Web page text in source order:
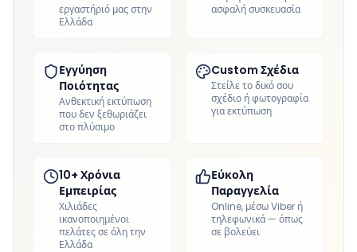
εργαστήριό μας στην
Ελλάδα
ασφαλή συσκευασία
Εγγύηση
Ποιότητας
Ανθεκτική εκτύπωση
που δεν ξεθωριάζει
στο πλύσιμο
Custom Σχέδια
Στείλε το δικό σου
σχέδιο ή φωτογραφία
για εκτύπωση
10+ Χρόνια
Εμπειρίας
Χιλιάδες
ικανοποιημένοι
πελάτες σε όλη την
Ελλάδα
Εύκολη
Παραγγελία
Online, μέσω Viber ή
τηλεφωνικά — όπως
σε βολεύει